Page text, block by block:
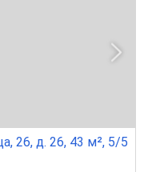
26, д. 26, 43 м², 5/5